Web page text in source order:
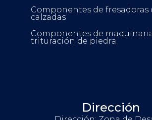
Componentes de fresadoras
calzadas
Componentes de
trituración de piedra
Dirección